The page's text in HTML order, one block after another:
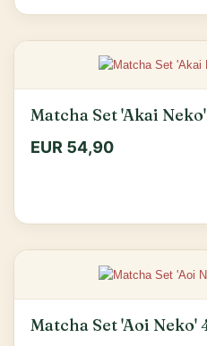
Matcha Set 'Akai
EUR 54,90
Matcha Set 'Aoi Neko'